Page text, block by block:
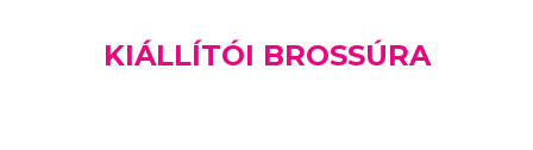
KIÁLLÍTÓI BROSSÚRA